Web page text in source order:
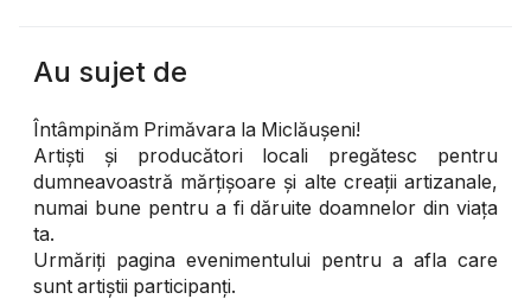
Au sujet de
Întâmpinăm Primăvara la Miclăușeni!
Artiști și producători locali pregătesc pentru
dumneavoastră mărțișoare și alte creații artizanale,
numai bune pentru a fi dăruite doamnelor din viața
ta.
Urmăriți pagina evenimentului pentru a afla care
sunt artiștii participanți.